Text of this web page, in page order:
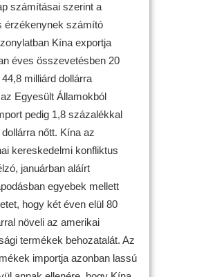
számításai szerint a
érzékenynek számító
Kína exportja
éves összevetésben 20
milliárd dollárra
Egyesült Államokból
pedig 1,8 százalékkal
nőtt. Kína az
kereskedelmi konfliktus
januárban aláírt
egyebek mellett
hogy két éven elül 80
növeli az amerikai
termékek behozatalát. Az
importja azonban lassú